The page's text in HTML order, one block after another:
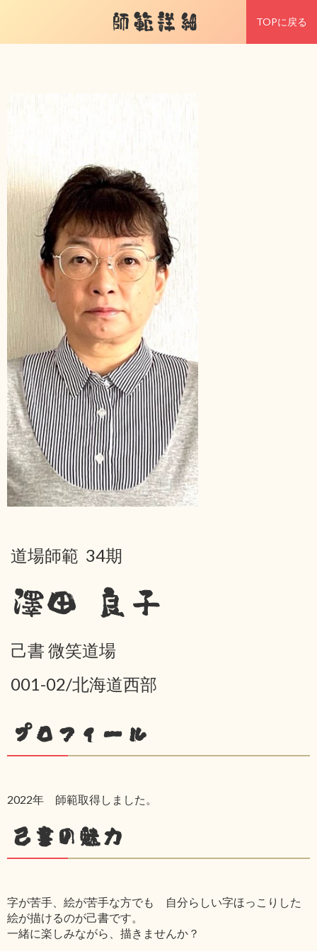
師範詳細 TOPに戻る
道場師範 34期
澤田 良子
己書 微笑道場
001-02/北海道西部
プロフィール
2022年 師範取得しました。
己書の魅力
字が苦手、絵が苦手な方でも 自分らしい字ほっこりした
絵が描けるのが己書です。
一緒に楽しみながら、描きませんか？